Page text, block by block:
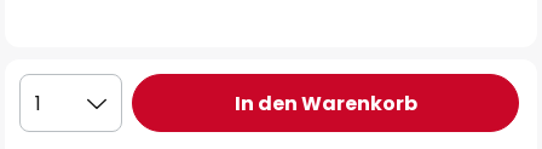
1 In den Warenkorb